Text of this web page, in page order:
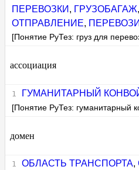
ПЕРЕВОЗКИ , ГРУЗОБАГАЖ,
ОТПРАВЛЕНИЕ,
[Понятие РуТез: груз для
ассоциация
ГУМАНИТАРНЫЙ
[Понятие РуТез: гуманитарный
домен
ОБЛАСТЬ ТРАНСПОРТА,